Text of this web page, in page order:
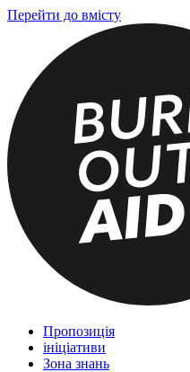
Перейти до вмісту
Пропозиція
ініціативи
Зона знань